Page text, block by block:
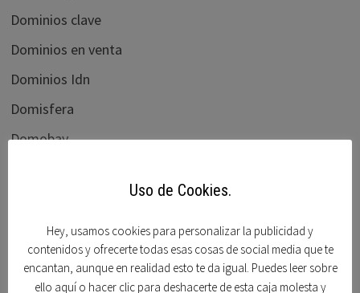
Dominios clave
Dominios en venta
Dominios Idn
Domisfera
Domobay
flippa.com
Foro beta
Foro dominios
Uso de Cookies.
Hey, usamos cookies para personalizar la publicidad y
contenidos y ofrecerte todas esas cosas de social media que te
encantan, aunque en realidad esto te da igual. Puedes leer sobre
ello aquí o hacer clic para deshacerte de esta caja molesta y